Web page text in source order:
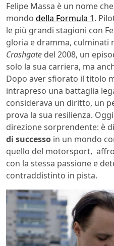
Felipe Massa è un nome
mondo della Formula 1.
le più grandi stagioni con
gloria e dramma, culminati
Crashgate del 2008, un
solo la sua carriera, ma
Dopo aver sfiorato il titolo
intrapreso una battaglia
considerava un diritto, un
prova la sua resilienza.
direzione sorprendente: è
di successo in un mondo
quello del motorsport,
con la stessa passione e
contraddistinto in pista.